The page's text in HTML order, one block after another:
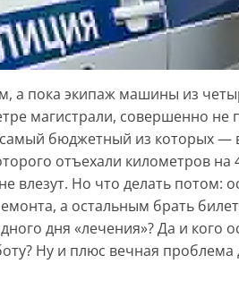
а пока экипаж машины из
магистрали, совершенно не
бюджетный из которых —
отъехали километров
влезут. Но что делать потом:
а остальным брать
дня «лечения»? Да и кого
Ну и плюс вечная